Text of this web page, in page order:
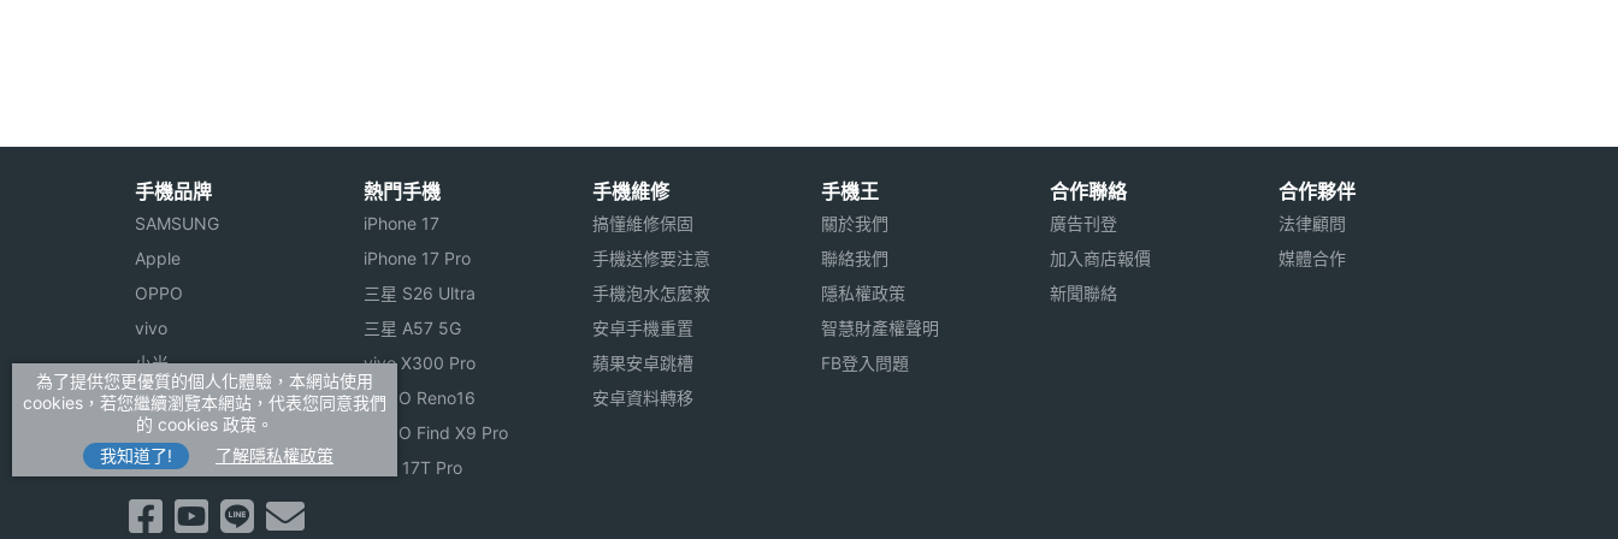
僅供參考，手機王隨時補充最新資料。
※本文為 SOGI 手機王版權所有，未經授權不得轉載使用※
主螢幕觸控 Yes
連接與應用
Wi-Fi Yes
藍牙
衛星定位
手機品牌
SAMSUNG
Apple
OPPO
vivo
小米
ASUS
Sony
realme
熱門手機
iPhone 17
iPhone 17 Pro
三星 S26 Ultra
三星 A57 5G
vivo X300 Pro
OPPO Reno16
OPPO Find X9 Pro
小米 17T Pro
手機維修
搞懂維修保固
手機送修要注意
手機泡水怎麼救
安卓手機重置
蘋果安卓跳槽
安卓資料轉移
手機王
關於我們
聯絡我們
隱私權政策
智慧財產權聲明
FB登入問題
合作聯絡
廣告刊登
加入商店報價
新聞聯絡
合作夥伴
法律顧問
媒體合作
為了提供您更優質的個人化體驗，本網站使用
cookies，若您繼續瀏覽本網站，代表您同意我們
的 cookies 政策。
我知道了!
了解隱私權政策